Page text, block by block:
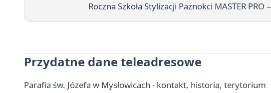
Roczna Szkoła Stylizacji Paznokci MASTER
Przydatne dane teleadresowe
Parafia św. Józefa w Mysłowicach - kontakt, historia, terytorium